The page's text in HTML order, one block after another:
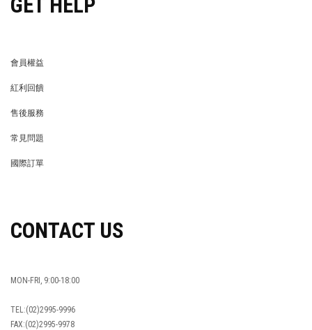
會員權益
紅利回饋
售後服務
常見問題
國際訂單
CONTACT US
MON-FRI, 9:00-18:00
TEL:(02)2995-9996
FAX:(02)2995-9978